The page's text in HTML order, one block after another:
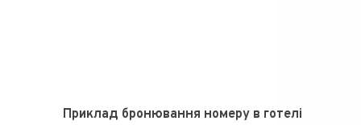
Приклад бронювання номеру в готелі